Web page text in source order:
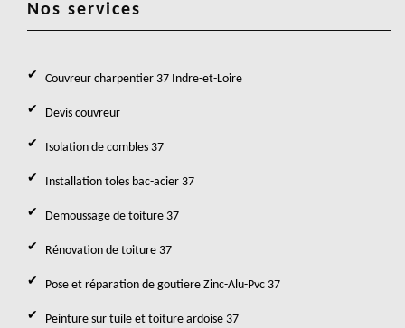
Nos services
Couvreur charpentier 37 Indre-et-Loire
Devis couvreur
Isolation de combles 37
Installation toles bac-acier 37
Demoussage de toiture 37
Rénovation de toiture 37
Pose et réparation de goutiere Zinc-Alu-Pvc 37
Peinture sur tuile et toiture ardoise 37